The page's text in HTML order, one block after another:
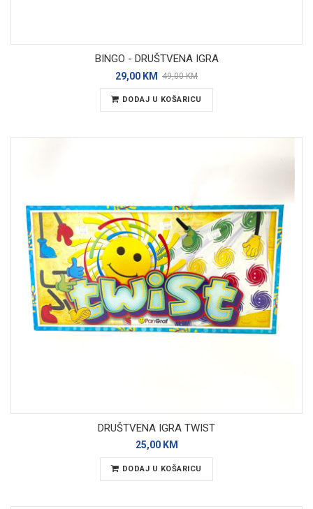
BINGO - DRUŠTVENA IGRA
29,00 KM 49,00 KM
DODAJ U KOŠARICU
DRUŠTVENA IGRA TWIST
25,00 KM
DODAJ U KOŠARICU